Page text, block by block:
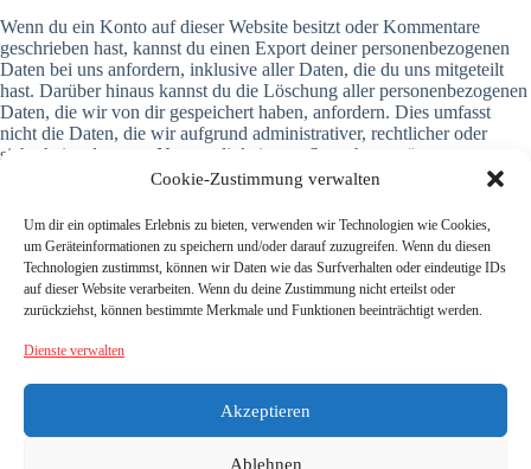
Cookie-Zustimmung verwalten
Um dir ein optimales Erlebnis zu bieten, verwenden wir Technologien wie Cookies,
um Geräteinformationen zu speichern und/oder darauf zuzugreifen. Wenn du diesen
Technologien zustimmst, können wir Daten wie das Surfverhalten oder eindeutige IDs
auf dieser Website verarbeiten. Wenn du deine Zustimmung nicht erteilst oder
zurückziehst, können bestimmte Merkmale und Funktionen beeinträchtigt werden.
Dienste verwalten
Akzeptieren
Ablehnen
Wenn du ein Konto auf dieser Website besitzt oder Kommentare
geschrieben hast, kannst du einen Export deiner personenbezogenen
Daten bei uns anfordern, inklusive aller Daten, die du uns mitgeteilt
hast. Darüber hinaus kannst du die Löschung aller personenbezogenen
Daten, die wir von dir gespeichert haben, anfordern. Dies umfasst
nicht die Daten, die wir aufgrund administrativer, rechtlicher oder
sicherheitsrelevanter Notwendigkeiten aufbewahren müssen.
Besucher-Kommentare könnten von einem automatisierten Dienst zur
Spam-Erkennung untersucht werden.
Teilen mit: